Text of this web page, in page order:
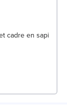
cadre en sapin blanc